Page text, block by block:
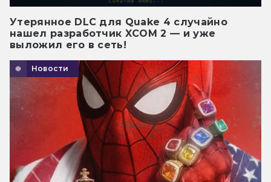
Утерянное DLC для Quake 4 случайно
нашел разработчик XCOM 2 — и уже
выложил его в сеть!
Новости